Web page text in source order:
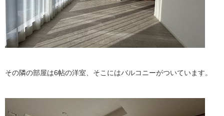
その隣の部屋は6帖の洋室、そこにはバルコニーがついています。